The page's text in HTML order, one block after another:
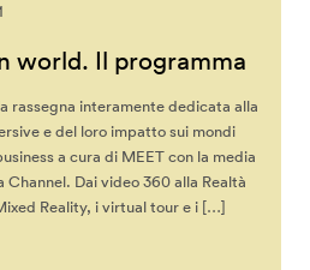
world. Il programma
rassegna interamente dedicata alla
e del loro impatto sui mondi
a cura di MEET con la media
Dai video 360 alla Realtà
Reality, i virtual tour e i […]